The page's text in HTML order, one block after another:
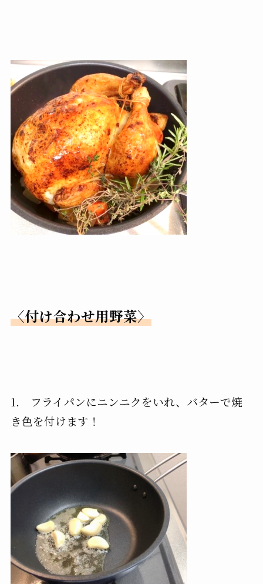
〈付け合わせ用野菜〉
1. フライパンにニンニクをいれ、バターで焼
き色を付けます！